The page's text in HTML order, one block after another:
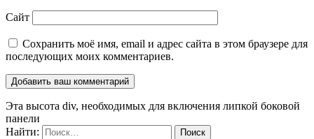
Сайт
Сохранить моё имя, email и адрес сайта в этом браузере для
последующих моих комментариев.
Эта высота div, необходимых для включения липкой боковой
панели
Найти: